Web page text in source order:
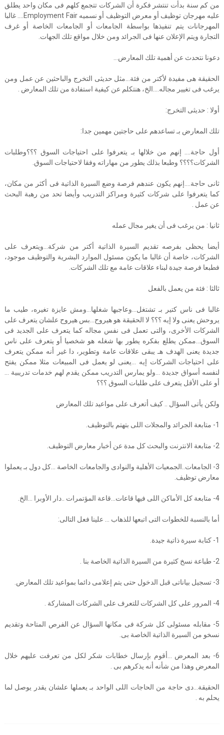
من كم سنة بدأت تنتشر فكرة أن الشركات تتجمع كلهم فى مكان واحد يطلق
عليه مهرجان توظيف أو معرض التوظيف أو نسميه Employment Fair…. غالبا
المهرجانات يتم تنفيذها بواسطة الجامعات أو الجامعات الخاصة أو غرف
التجارة ويتم الإعلان عنها فى الجرائد ومن خلال مواقع تلك الجهات.
دعونا نتحدث عن أهمية تلك المعارض…
الحقيقة هى مفيدة لأكتر من فئة…مثل حديثى التخرج والباحثين عن عمل ومن
يرغب فى تغيير مجاله….الخ، هنتكلم عن كيفية استفادة من تلك المعارض .
أولا : حديثى التخرج:
تلك المعارض بـ تساعدهم على حاجتين مهمين جدا:
أول حاجة…. إنهم من خلالها بـ يتعرفوا على احتياجات السوق ؟؟؟وطلبات
الشركات؟؟؟؟ وطبعا بذلك يطور من مهاراته وفقا لاحتياجات السوق.
ثانى حاجة….إنهم يكون عندهم فرصة وضع السيرة الذاتية فى أكثر من مكان،
كما يتعرفوا على شركات كثيرة ومراكز التدريب وأيضا تحد من رهبة البحث
عن عمل .
ثانيا : من يرغب فى أن يغير مجال عمله
أيضا يحظى بفرصه تقديم السيرة الذاتية أكتر من شركة…ويتعرف على
الشركات، خاصة أن غالبا ما يكون مسئول الموارد البشرية والتوظيف موجود،
فطبعا فرصة جيدة لبناء علاقات عامة مع تلك الشركات.
ثالثا : فئة من يعمل بالفعل
غالبا فى ناس كتير بـ تشتغل…وعاجبها شغلها…ومش عايزة تغيره، طيب ما
يروحش يعنى ولا إيه ؟؟؟ لا الحقيقة هو هيروح…بس هيروح علشان يتعرف على
الشركات الأخرى، والتى تعمل فى نفس مجاله كما يتعرف على الجديد فى
السوق…ممكن يطلع بفكره يطور بها شغله هو شخصيا أو يتعرف على ناس
جديدة يعنى الهدف هـ يبقى علاقات عامة وتطوير، دا غير أنه ممكن يتعرف
على احتياجات الشركات إيه …يعنى لو يعمل فى المبيعات مثلا ممكن يفتح
لنفسه أسواق جديدة …ولو يمارس التدريب ممكن يقدم لهم خدمات تدريبية …
أو على الأقل يتعرف على طلبات السوق ؟؟؟
ولكن يأتى السؤال .. كيف أتعرف على مواعيد تلك المعارض
1- متابعة الجرائد والمجلات اللى بتهتم بالتوظيف.
2- متابعة الانترنت والبحث كل مدة عن أخبار معارض التوظيف.
3- الجامعات..الجمعيات الأهلية والنوادى والجامعات الخاصة …كل دول بـ يعملوا
معارض توظيف.
4- متابعة كل الأماكن اللى فيها قاعات…قاعة المؤتمرات ..دار الأوبرا …الخ.
أما بالنسبة للخطوات التى اتبعها للذهاب … علينا فعل التالى:
1- كتابة سيرة ذاتية جيدة.
2- طباعة نسخ كثيرة من السيرة الذاتية الخاصة بنا .
3- تسجيل بياناتى قبل الدخول حتى يتم إعلامى دائما بمواعيد تلك المعارض.
4- المرور على كل الشركات للتعرف على الشركات المشاركة .
5- مقابله مسئولى كل شركة فى مكانها السؤال عن الفرص المتاحة وتقديم
نسخو من السيرة الذاتية الخاصة بى.
6- بعد المعرض …أقوم بإرسال خطابات شكر لكل من تعرفت عليهم خلال
المعرض وهذا من شأنه أنه يذكرهم بى .
الحقيقة…دى حاجة من الحاجات اللى الواحد بـ يعملها علشان يقدر يوصل لما
يحلم به .